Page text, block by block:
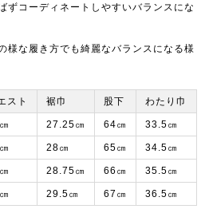
ずコーディネートしやすいバランスにな
様な履き方でも綺麗なバランスになる様
スト 裾巾 股下 わたり巾
27.25㎝ 64㎝ 33.5㎝
28㎝ 65㎝ 34.5㎝
28.75㎝ 66㎝ 35.5㎝
29.5㎝ 67㎝ 36.5㎝